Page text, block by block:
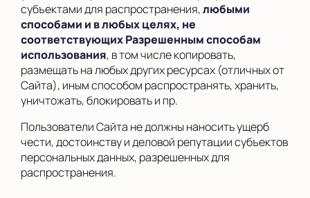
субъектами для распространения,любыми
способами и в любых целях, не
соответствующих Разрешенным способам
использования, в том числе копировать,
размещать на любых других ресурсах (отличных от
Сайта), иным способом распространять, хранить,
уничтожать, блокировать и пр.
Пользователи Сайта не должны наносить ущерб
чести, достоинству и деловой репутации субъектов
персональных данных, разрешенных для
распространения.